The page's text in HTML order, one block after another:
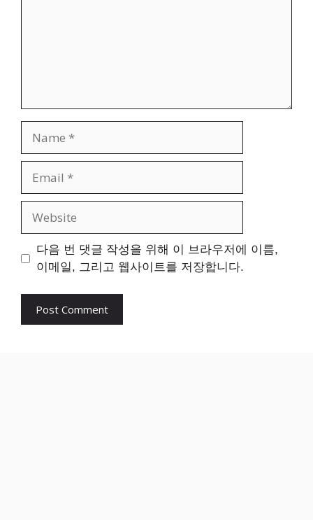
다음 번 댓글 작성을 위해 이 브라우저에 이름,
이메일, 그리고 웹사이트를 저장합니다.